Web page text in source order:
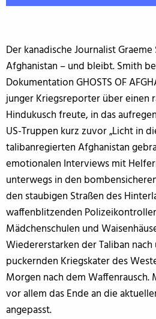
Der kanadische Journalist
Afghanistan – und bleibt. Smith
Dokumentation GHOSTS OF
junger Kriegsreporter über einen
Hindukusch freute, in das
US-Truppen kurz zuvor „Licht in
talibanregierten Afghanistan
emotionalen Interviews mit
unterwegs in den
den staubigen Straßen des
waffenblitzenden
Mädchenschulen und
Wiedererstarken der Taliban
puckernden Kriegskater des
Morgen nach dem Waffenrausch.
vor allem das Ende an die
angepasst.